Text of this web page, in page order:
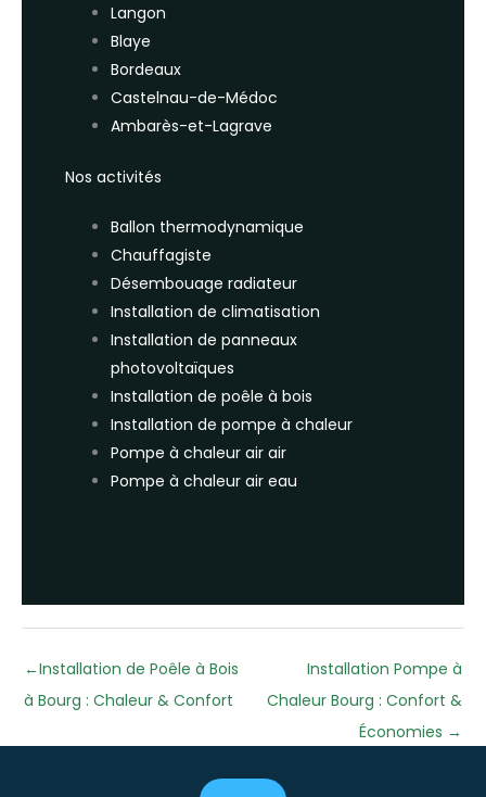
Langon
Blaye
Bordeaux
Castelnau-de-Médoc
Ambarès-et-Lagrave
Nos activités
Ballon thermodynamique
Chauffagiste
Désembouage radiateur
Installation de climatisation
Installation de panneaux
photovoltaïques
Installation de poêle à bois
Installation de pompe à chaleur
Pompe à chaleur air air
Pompe à chaleur air eau
←Installation de Poêle à Bois
à Bourg : Chaleur & Confort
Installation Pompe à
Chaleur Bourg : Confort &
Économies →